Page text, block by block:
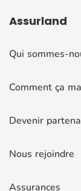
Assurland
Qui sommes-
Comment ça
Devenir
Nous rejoindre
Assurances